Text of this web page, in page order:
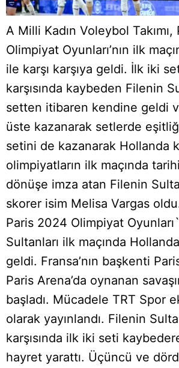
A Milli Kadın Voleybol
Olimpiyat Oyunları’nın ilk
ile karşı karşıya geldi. İlk iki
karşısında kaybeden Filenin
setten itibaren kendine geldi
üste kazanarak setlerde
setini de kazanarak Hollanda
olimpiyatların ilk maçında
dönüşe imza atan Filenin
skorer isim Melisa Vargas
Paris 2024 Olimpiyat
Sultanları ilk maçında
geldi. Fransa’nın başkenti
Paris Arena’da oynanan
başladı. Mücadele TRT Spor
olarak yayınlandı. Filenin
karşısında ilk iki seti
hayret yarattı. Üçüncü ve